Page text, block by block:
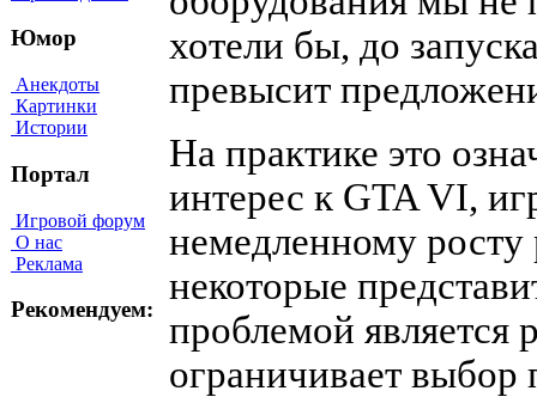
Юмор
Анекдоты
Картинки
Истории
Портал
Игровой форум
О нас
Реклама
Рекомендуем:
хотели бы, до
превысит
На практике это
интерес к GTA VI,
немедленному росту
некоторые
проблемой является
ограничивает выбор